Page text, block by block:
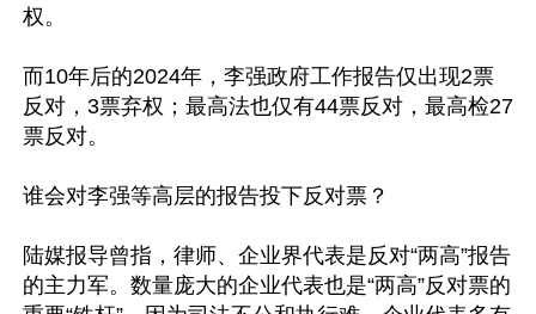
权。
而10年后的2024年，李强政府工作报告仅出现2票
反对，3票弃权；最高法也仅有44票反对，最高检27
票反对。
谁会对李强等高层的报告投下反对票？
陆媒报导曾指，律师、企业界代表是反对“两高”报告
的主力军。数量庞大的企业代表也是“两高”反对票的